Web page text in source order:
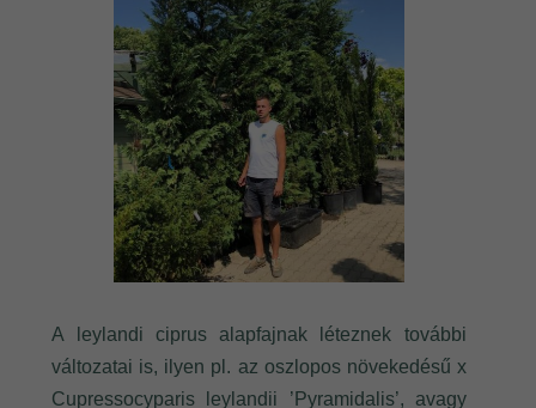
A leylandi ciprus alapfajnak léteznek további
változatai is, ilyen pl. az oszlopos növekedésű x
Cupressocyparis leylandii ’Pyramidalis’, avagy